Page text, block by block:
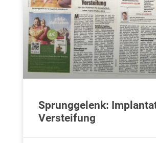
Sprunggelenk:
Versteifung